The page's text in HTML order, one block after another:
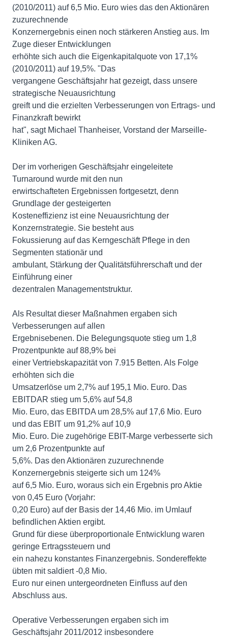
(2010/2011) auf 6,5 Mio. Euro wies das den Aktionären
zuzurechnende
Konzernergebnis einen noch stärkeren Anstieg aus. Im
Zuge dieser Entwicklungen
erhöhte sich auch die Eigenkapitalquote von 17,1%
(2010/2011) auf 19,5%. "Das
vergangene Geschäftsjahr hat gezeigt, dass unsere
strategische Neuausrichtung
greift und die erzielten Verbesserungen von Ertrags- und
Finanzkraft bewirkt
hat", sagt Michael Thanheiser, Vorstand der Marseille-
Kliniken AG.
Der im vorherigen Geschäftsjahr eingeleitete
Turnaround wurde mit den nun
erwirtschafteten Ergebnissen fortgesetzt, denn
Grundlage der gesteigerten
Kosteneffizienz ist eine Neuausrichtung der
Konzernstrategie. Sie besteht aus
Fokussierung auf das Kerngeschäft Pflege in den
Segmenten stationär und
ambulant, Stärkung der Qualitätsführerschaft und der
Einführung einer
dezentralen Managementstruktur.
Als Resultat dieser Maßnahmen ergaben sich
Verbesserungen auf allen
Ergebnisebenen. Die Belegungsquote stieg um 1,8
Prozentpunkte auf 88,9% bei
einer Vertriebskapazität von 7.915 Betten. Als Folge
erhöhten sich die
Umsatzerlöse um 2,7% auf 195,1 Mio. Euro. Das
EBITDAR stieg um 5,6% auf 54,8
Mio. Euro, das EBITDA um 28,5% auf 17,6 Mio. Euro
und das EBIT um 91,2% auf 10,9
Mio. Euro. Die zugehörige EBIT-Marge verbesserte sich
um 2,6 Prozentpunkte auf
5,6%. Das den Aktionären zuzurechnende
Konzernergebnis steigerte sich um 124%
auf 6,5 Mio. Euro, woraus sich ein Ergebnis pro Aktie
von 0,45 Euro (Vorjahr:
0,20 Euro) auf der Basis der 14,46 Mio. im Umlauf
befindlichen Aktien ergibt.
Grund für diese überproportionale Entwicklung waren
geringe Ertragssteuern und
ein nahezu konstantes Finanzergebnis. Sondereffekte
übten mit saldiert -0,8 Mio.
Euro nur einen untergeordneten Einfluss auf den
Abschluss aus.
Operative Verbesserungen ergaben sich im
Geschäftsjahr 2011/2012 insbesondere